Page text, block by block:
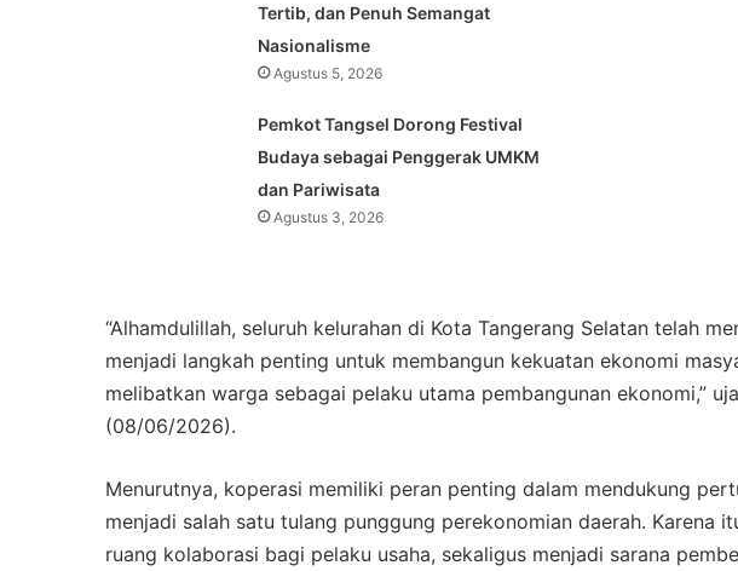
Tertib, dan Penuh Semangat
Nasionalisme
Agustus 5, 2026
Pemkot Tangsel Dorong Festival
Budaya sebagai Penggerak UMKM
dan Pariwisata
Agustus 3, 2026
“Alhamdulillah, seluruh kelurahan di Kota Tangerang Selatan telah
menjadi langkah penting untuk membangun kekuatan ekonomi
melibatkan warga sebagai pelaku utama pembangunan ekonomi,”
(08/06/2026).
Menurutnya, koperasi memiliki peran penting dalam mendukung
menjadi salah satu tulang punggung perekonomian daerah. Karena
ruang kolaborasi bagi pelaku usaha, sekaligus menjadi sarana